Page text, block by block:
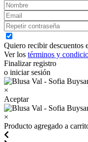
Quiero recibir descuentos
Ver los términos y
Finalizar registro
o iniciar sesión
×
Aceptar
×
Producto agregado a